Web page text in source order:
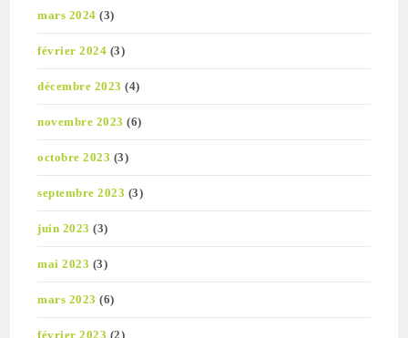
mars 2024 (3)
février 2024 (3)
décembre 2023 (4)
novembre 2023 (6)
octobre 2023 (3)
septembre 2023 (3)
juin 2023 (3)
mai 2023 (3)
mars 2023 (6)
février 2023 (2)